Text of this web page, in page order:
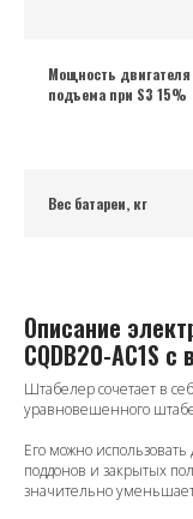
Мощность двигателя
подъема при S3 15%
Вес батареи, кг
Описание
CQDB20-AC1S
Штабелер сочетает в
уравновешенного
Его можно
поддонов и закрытых
значительно